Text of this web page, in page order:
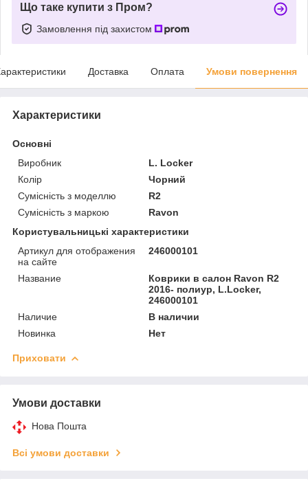
Що таке купити з Пром?
Замовлення під захистом
Доставка Оплата Умови повернення
Характеристики
Основні
Виробник
L. Locker
Колір
Чорний
Сумісність з моделлю
R2
Сумісність з маркою
Ravon
Користувальницькі характеристики
Артикул для отображения
на сайте
246000101
Название
Коврики в салон Ravon R2
2016- полиур, L.Locker,
246000101
Наличие
В наличии
Новинка
Нет
Приховати
Умови доставки
Нова Пошта
Всі умови доставки